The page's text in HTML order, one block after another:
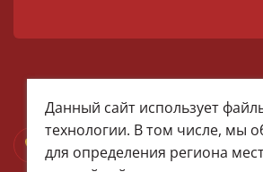
+7 (922) 025-50-71
Тел:+7 (343) 374-15-
Данный сайт использует
технологии. В том числе, мы
для определения региона